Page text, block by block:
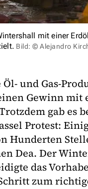
mit einer
Bild: © Alejandro
und Gas-
Gewinn
gab es
Protest:
Hunderten
Dea. Der
das
zum